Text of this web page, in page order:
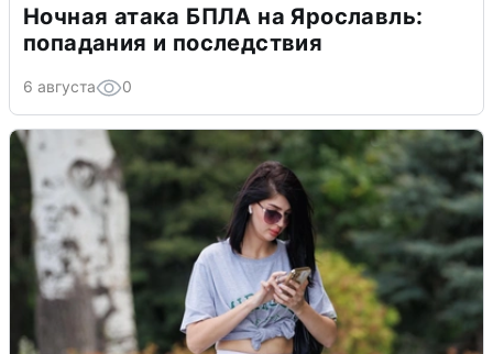
Ночная атака БПЛА на Ярославль:
попадания и последствия
6 августа 0